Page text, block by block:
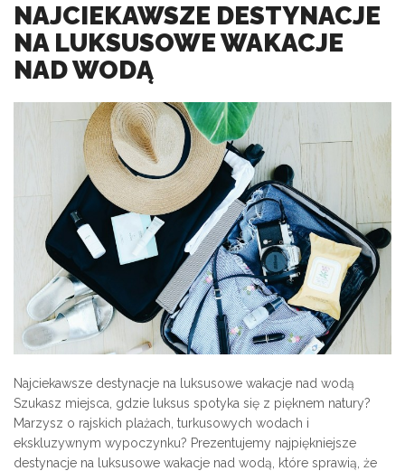
NAJCIEKAWSZE DESTYNACJE
NA LUKSUSOWE WAKACJE
NAD WODĄ
Najciekawsze destynacje na luksusowe wakacje nad wodą
Szukasz miejsca, gdzie luksus spotyka się z pięknem natury?
Marzysz o rajskich plażach, turkusowych wodach i
ekskluzywnym wypoczynku? Prezentujemy najpiękniejsze
destynacje na luksusowe wakacje nad wodą, które sprawią, że